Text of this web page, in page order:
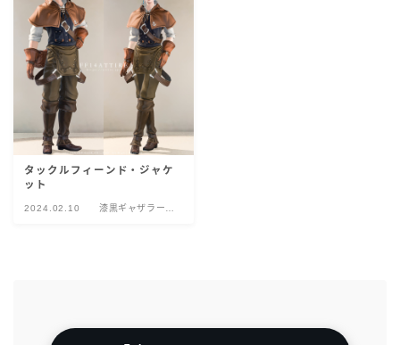
タックルフィーンド・ジャケ
ット
2024.02.10
漆黒ギャザラー